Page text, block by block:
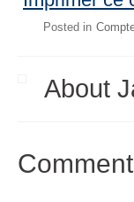
Posted in
About